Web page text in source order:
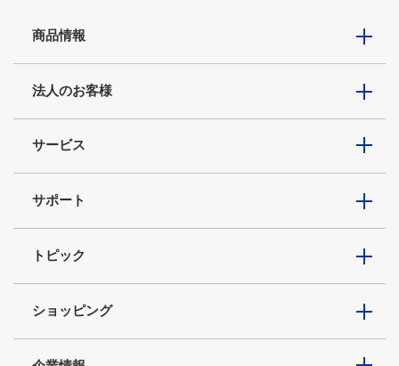
商品情報
法人のお客様
サービス
サポート
トピック
ショッピング